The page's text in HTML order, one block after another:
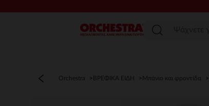
Μενού
Orchestra ΒΡΕΦΙΚΑ ΕΙΔΗ Μπάνιο και φροντίδα